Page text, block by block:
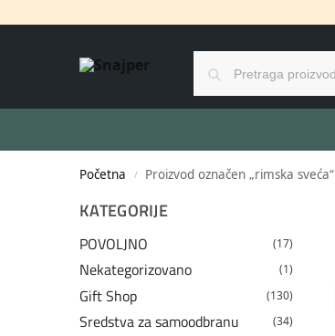
Početna / Proizvod označen „rimska sveća“
KATEGORIJE
POVOLJNO (17)
Nekategorizovano (1)
Gift Shop (130)
Sredstva za samoodbranu (34)